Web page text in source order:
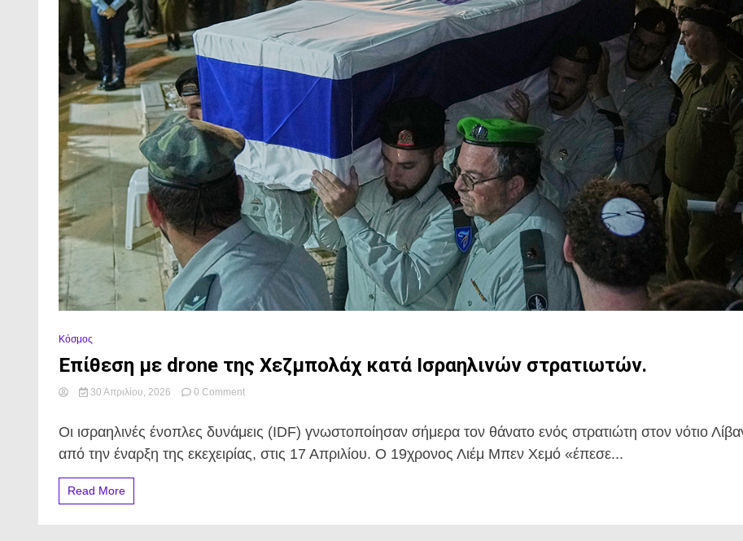
Κόσμος
Επίθεση με drone της Χεζμπολάχ κατά Ισραηλινών στρατιωτών.
30 Απριλίου, 2026 0 Commenton
drone
της
Χεζμπολάχ
Οι ισραηλινές ένοπλες δυνάμεις (IDF) γνωστοποίησαν σήμερα τον θάνατο ενός στρατιώτη στον νότιο
από την έναρξη της εκεχειρίας, στις 17 Απριλίου. Ο 19χρονος Λιέμ Μπεν Χεμό «έπεσε...
Read More